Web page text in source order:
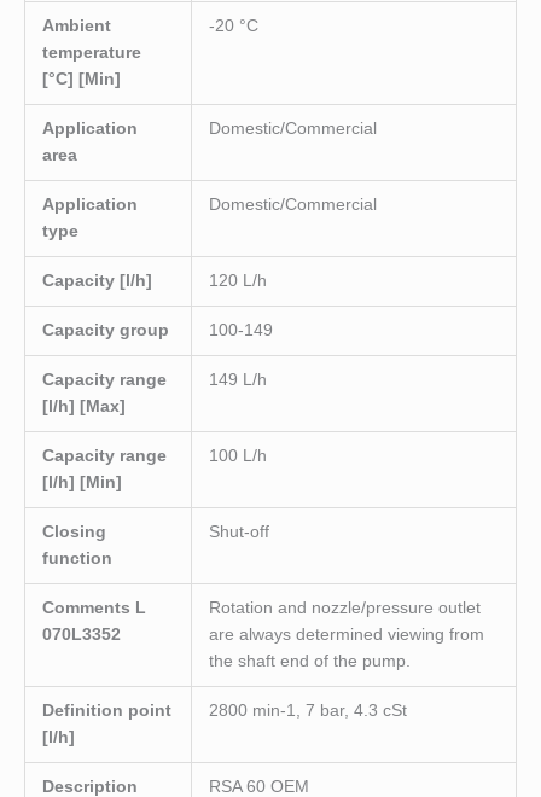
Ambient
temperature
[°C] [Min]
-20 °C
Application
area
Domestic/Commercial
Application
type
Domestic/Commercial
Capacity [l/h] 120 L/h
Capacity group 100-149
Capacity range
[l/h] [Max]
149 L/h
Capacity range
[l/h] [Min]
100 L/h
Closing
function
Shut-off
Comments L
070L3352
Rotation and nozzle/pressure outlet
are always determined viewing from
the shaft end of the pump.
Definition point
[l/h]
2800 min-1, 7 bar, 4.3 cSt
Description RSA 60 OEM